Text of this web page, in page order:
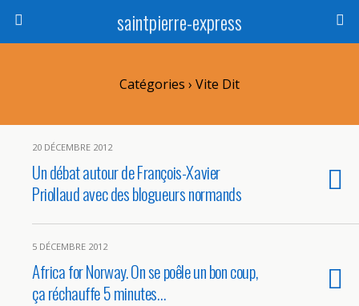
saintpierre-express
Catégories › Vite Dit
20 DÉCEMBRE 2012
Un débat autour de François-Xavier
Priollaud avec des blogueurs normands
5 DÉCEMBRE 2012
Africa for Norway. On se poêle un bon coup,
ça réchauffe 5 minutes…